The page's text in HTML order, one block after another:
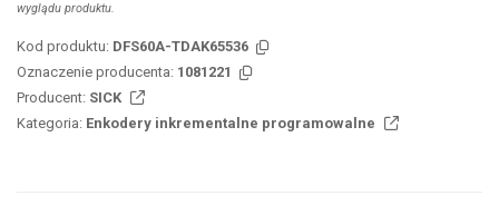
wyglądu produktu.
Kod produktu: DFS60A-TDAK65536
Oznaczenie producenta: 1081221
Producent: SICK
Kategoria: Enkodery inkrementalne programowalne